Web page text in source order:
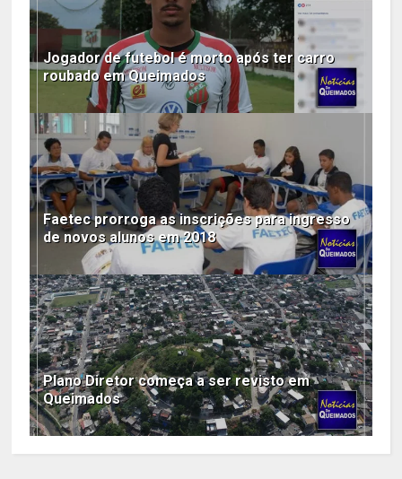
Jogador de futebol é morto após ter carro
roubado em Queimados
Faetec prorroga as inscrições para ingresso
de novos alunos em 2018
Plano Diretor começa a ser revisto em
Queimados